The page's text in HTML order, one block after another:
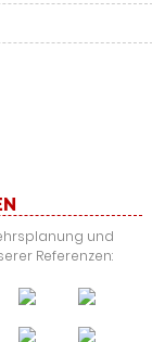
und
Referenzen: